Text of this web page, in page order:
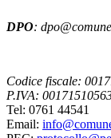
DPO:
Codice fiscale:
P.IVA:
Tel: 0761 44541
Email: